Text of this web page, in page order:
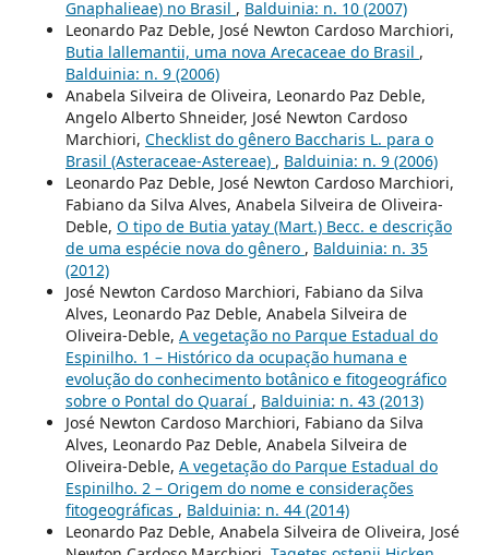
Gnaphalieae) no Brasil , Balduinia: n. 10 (2007)
Leonardo Paz Deble, José Newton Cardoso Marchiori,
Butia lallemantii, uma nova Arecaceae do Brasil ,
Balduinia: n. 9 (2006)
Anabela Silveira de Oliveira, Leonardo Paz Deble,
Angelo Alberto Shneider, José Newton Cardoso
Marchiori, Checklist do gênero Baccharis L. para o
Brasil (Asteraceae-Astereae) , Balduinia: n. 9 (2006)
Leonardo Paz Deble, José Newton Cardoso Marchiori,
Fabiano da Silva Alves, Anabela Silveira de Oliveira-
Deble, O tipo de Butia yatay (Mart.) Becc. e descrição
de uma espécie nova do gênero , Balduinia: n. 35
(2012)
José Newton Cardoso Marchiori, Fabiano da Silva
Alves, Leonardo Paz Deble, Anabela Silveira de
Oliveira-Deble, A vegetação no Parque Estadual do
Espinilho. 1 – Histórico da ocupação humana e
evolução do conhecimento botânico e fitogeográfico
sobre o Pontal do Quaraí , Balduinia: n. 43 (2013)
José Newton Cardoso Marchiori, Fabiano da Silva
Alves, Leonardo Paz Deble, Anabela Silveira de
Oliveira-Deble, A vegetação do Parque Estadual do
Espinilho. 2 – Origem do nome e considerações
fitogeográficas , Balduinia: n. 44 (2014)
Leonardo Paz Deble, Anabela Silveira de Oliveira, José